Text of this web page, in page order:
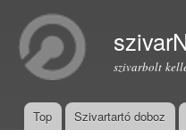
szivarbolt
Főmenü
Top Szivartartó doboz